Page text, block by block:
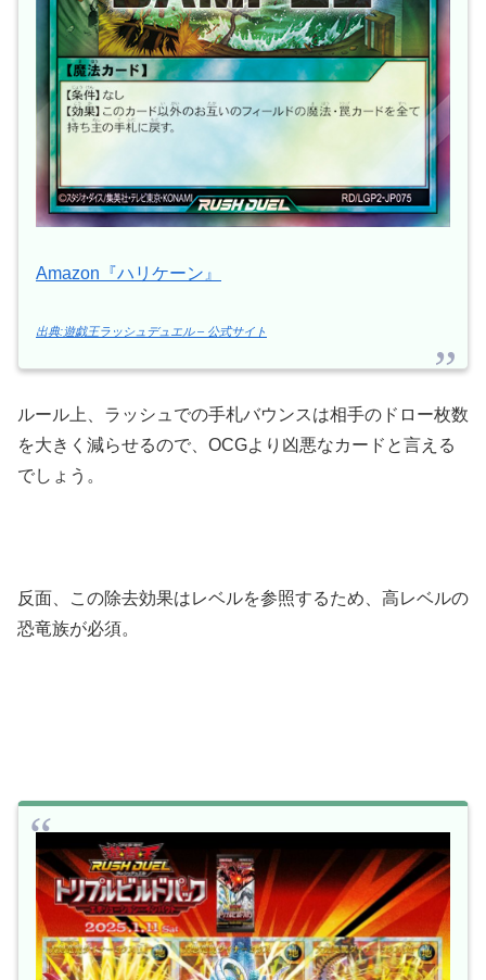
Amazon『ハリケーン』
出典:遊戯王ラッシュデュエル – 公式サイト
ルール上、ラッシュでの手札バウンスは相手のドロー枚数
を大きく減らせるので、OCGより凶悪なカードと言える
でしょう。
反面、この除去効果はレベルを参照するため、高レベルの
恐竜族が必須。